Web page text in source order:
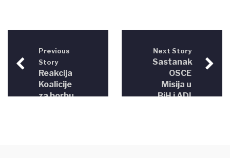
Previous
Story
Reakcija
Koalicije
za borbu
Next Story
Sastanak
OSCE
Misija u
BiH i ADI